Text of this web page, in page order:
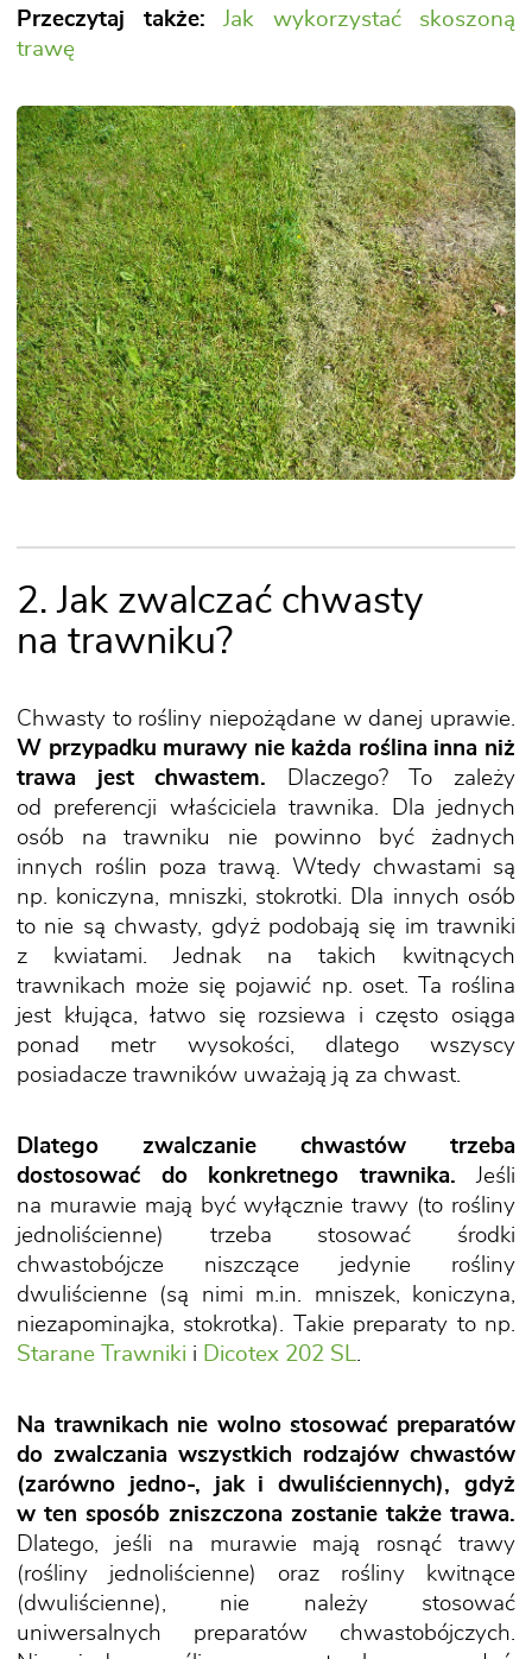
Przeczytaj także:
Jak wykorzystać skoszoną
trawę
2. Jak zwalczać chwasty
na trawniku?
Chwasty to rośliny niepożądane w danej uprawie.
W przypadku murawy nie każda roślina inna niż
trawa jest chwastem. Dlaczego? To zależy
od preferencji właściciela trawnika. Dla jednych
osób na trawniku nie powinno być żadnych
innych roślin poza trawą. Wtedy chwastami są
np. koniczyna, mniszki, stokrotki. Dla innych osób
to nie są chwasty, gdyż podobają się im trawniki
z kwiatami. Jednak na takich kwitnących
trawnikach może się pojawić np. oset. Ta roślina
jest kłująca, łatwo się rozsiewa i często osiąga
ponad metr wysokości, dlatego wszyscy
posiadacze trawników uważają ją za chwast.
Dlatego zwalczanie chwastów trzeba
dostosować do konkretnego trawnika. Jeśli
na murawie mają być wyłącznie trawy (to rośliny
jednoliścienne) trzeba stosować środki
chwastobójcze niszczące jedynie rośliny
dwuliścienne (są nimi m.in. mniszek, koniczyna,
niezapominajka, stokrotka). Takie preparaty to np.
Starane Trawniki i Dicotex 202 SL.
Na trawnikach nie wolno stosować preparatów
do zwalczania wszystkich rodzajów chwastów
(zarówno jedno-, jak i dwuliściennych), gdyż
w ten sposób zniszczona zostanie także trawa.
Dlatego, jeśli na murawie mają rosnąć trawy
(rośliny jednoliścienne) oraz rośliny kwitnące
(dwuliścienne), nie należy stosować
uniwersalnych preparatów chwastobójczych.